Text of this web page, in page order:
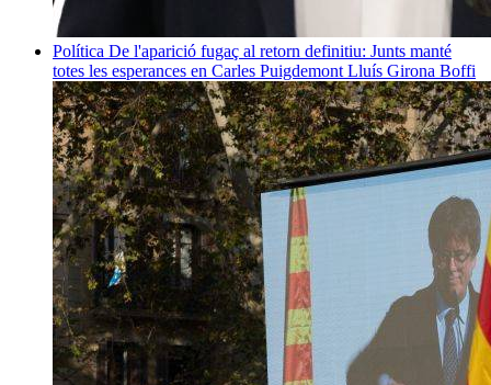
Política De l'aparició fugaç al retorn definitiu: Junts manté
totes les esperances en Carles Puigdemont Lluís Girona Boffi